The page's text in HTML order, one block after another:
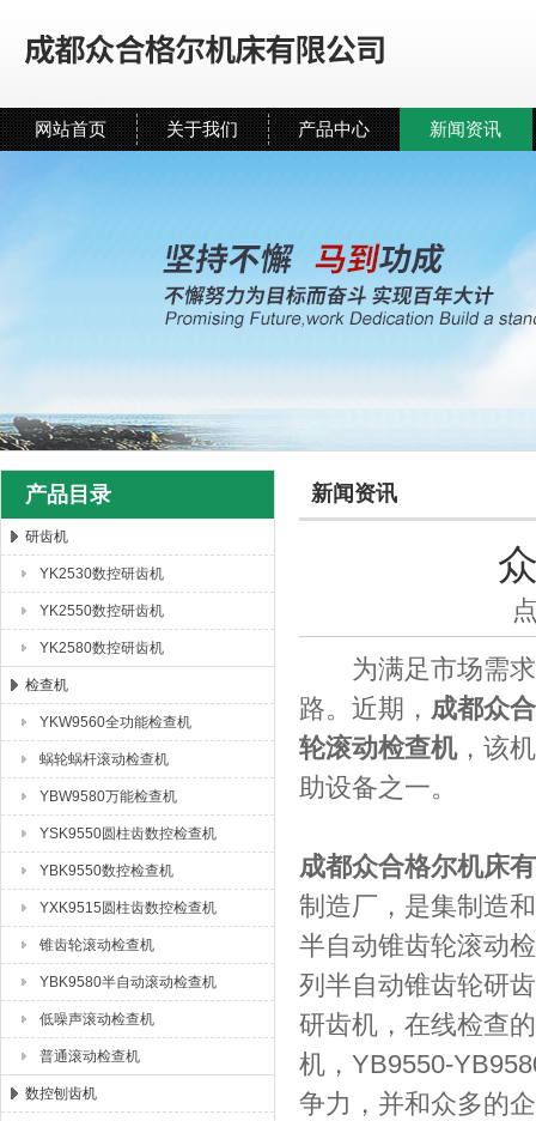
成都众合格尔机床有限公司
网站首页 关于我们 产品中心 新闻资讯
产品目录
研齿机
YK2530数控研齿机
YK2550数控研齿机
YK2580数控研齿机
检查机
YKW9560全功能检查机
蜗轮蜗杆滚动检查机
YBW9580万能检查机
YSK9550圆柱齿数控检查机
YBK9550数控检查机
YXK9515圆柱齿数控检查机
锥齿轮滚动检查机
YBK9580半自动滚动检查机
低噪声滚动检查机
普通滚动检查机
数控刨齿机
新闻资讯
为满足市场需求
路。近期， 成都众
轮滚动检查机，该
助设备之一。
成都众合格尔机床
制造厂，是集制造
半自动锥齿轮滚动
列半自动锥齿轮研
研齿机，在线检查
机，YB9550-
争力，并和众多的